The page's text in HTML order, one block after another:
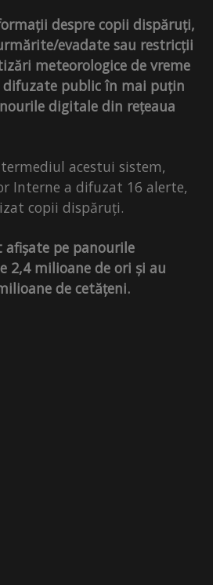
despre copii dispăruți,
evadate sau restricții
meteorologice de vreme
difuzate public în mai puțin
digitale din rețeaua
acestui sistem,
Interne a difuzat 16 alerte,
copii dispăruți.
pe panourile
2,4 milioane de ori și au
de cetățeni.